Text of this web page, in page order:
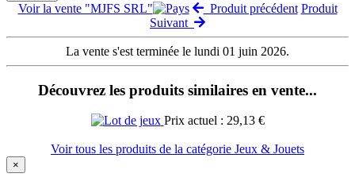
Voir la vente "MJFS SRL"
Produit précédent Produit
Suivant
La vente s'est terminée le lundi 01 juin 2026.
Découvrez les produits similaires en vente...
Prix actuel : 29,13 €
Voir tous les produits de la catégorie Jeux & Jouets
×